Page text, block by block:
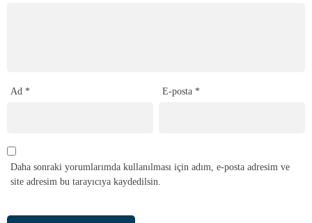
Ad * E-posta *
Daha sonraki yorumlarımda kullanılması için adım, e-posta adresim ve
site adresim bu tarayıcıya kaydedilsin.